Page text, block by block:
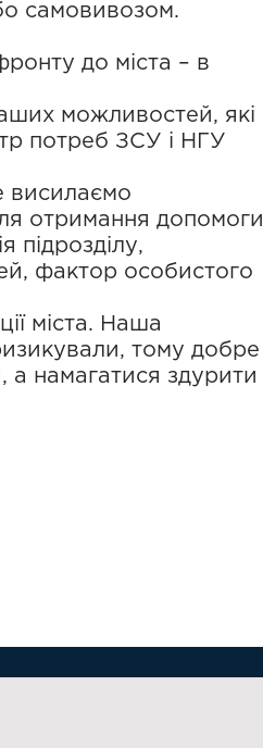
самовивозом.
до міста – в
можливостей, які
потреб ЗСУ і НГУ
висилаємо
отримання допомоги
підрозділу,
фактор особистого
міста. Наша
тому добре
а намагатися здурити